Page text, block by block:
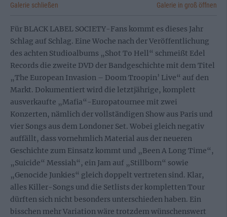
Galerie schließen Galerie in groß öffnen
Für BLACK LABEL SOCIETY-Fans kommt es dieses Jahr
Schlag auf Schlag. Eine Woche nach der Veröffentlichung
des achten Studioalbums „Shot To Hell“ schmeißt Edel
Records die zweite DVD der Bandgeschichte mit dem Titel
„The European Invasion – Doom Troopin’ Live“ auf den
Markt. Dokumentiert wird die letztjährige, komplett
ausverkaufte „Mafia“-Europatournee mit zwei
Konzerten, nämlich der vollständigen Show aus Paris und
vier Songs aus dem Londoner Set. Wobei gleich negativ
auffällt, dass vornehmlich Material aus der neueren
Geschichte zum Einsatz kommt und „Been A Long Time“,
„Suicide“ Messiah“, ein Jam auf „Stillborn“ sowie
„Genocide Junkies“ gleich doppelt vertreten sind. Klar,
alles Killer-Songs und die Setlists der kompletten Tour
dürften sich nicht besonders unterschieden haben. Ein
bisschen mehr Variation wäre trotzdem wünschenswert